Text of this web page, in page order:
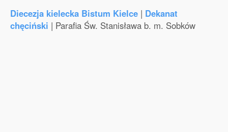
Diecezja kielecka Bistum Kielce | Dekanat
chęciński | Parafia Św. Stanisława b. m. Sobków